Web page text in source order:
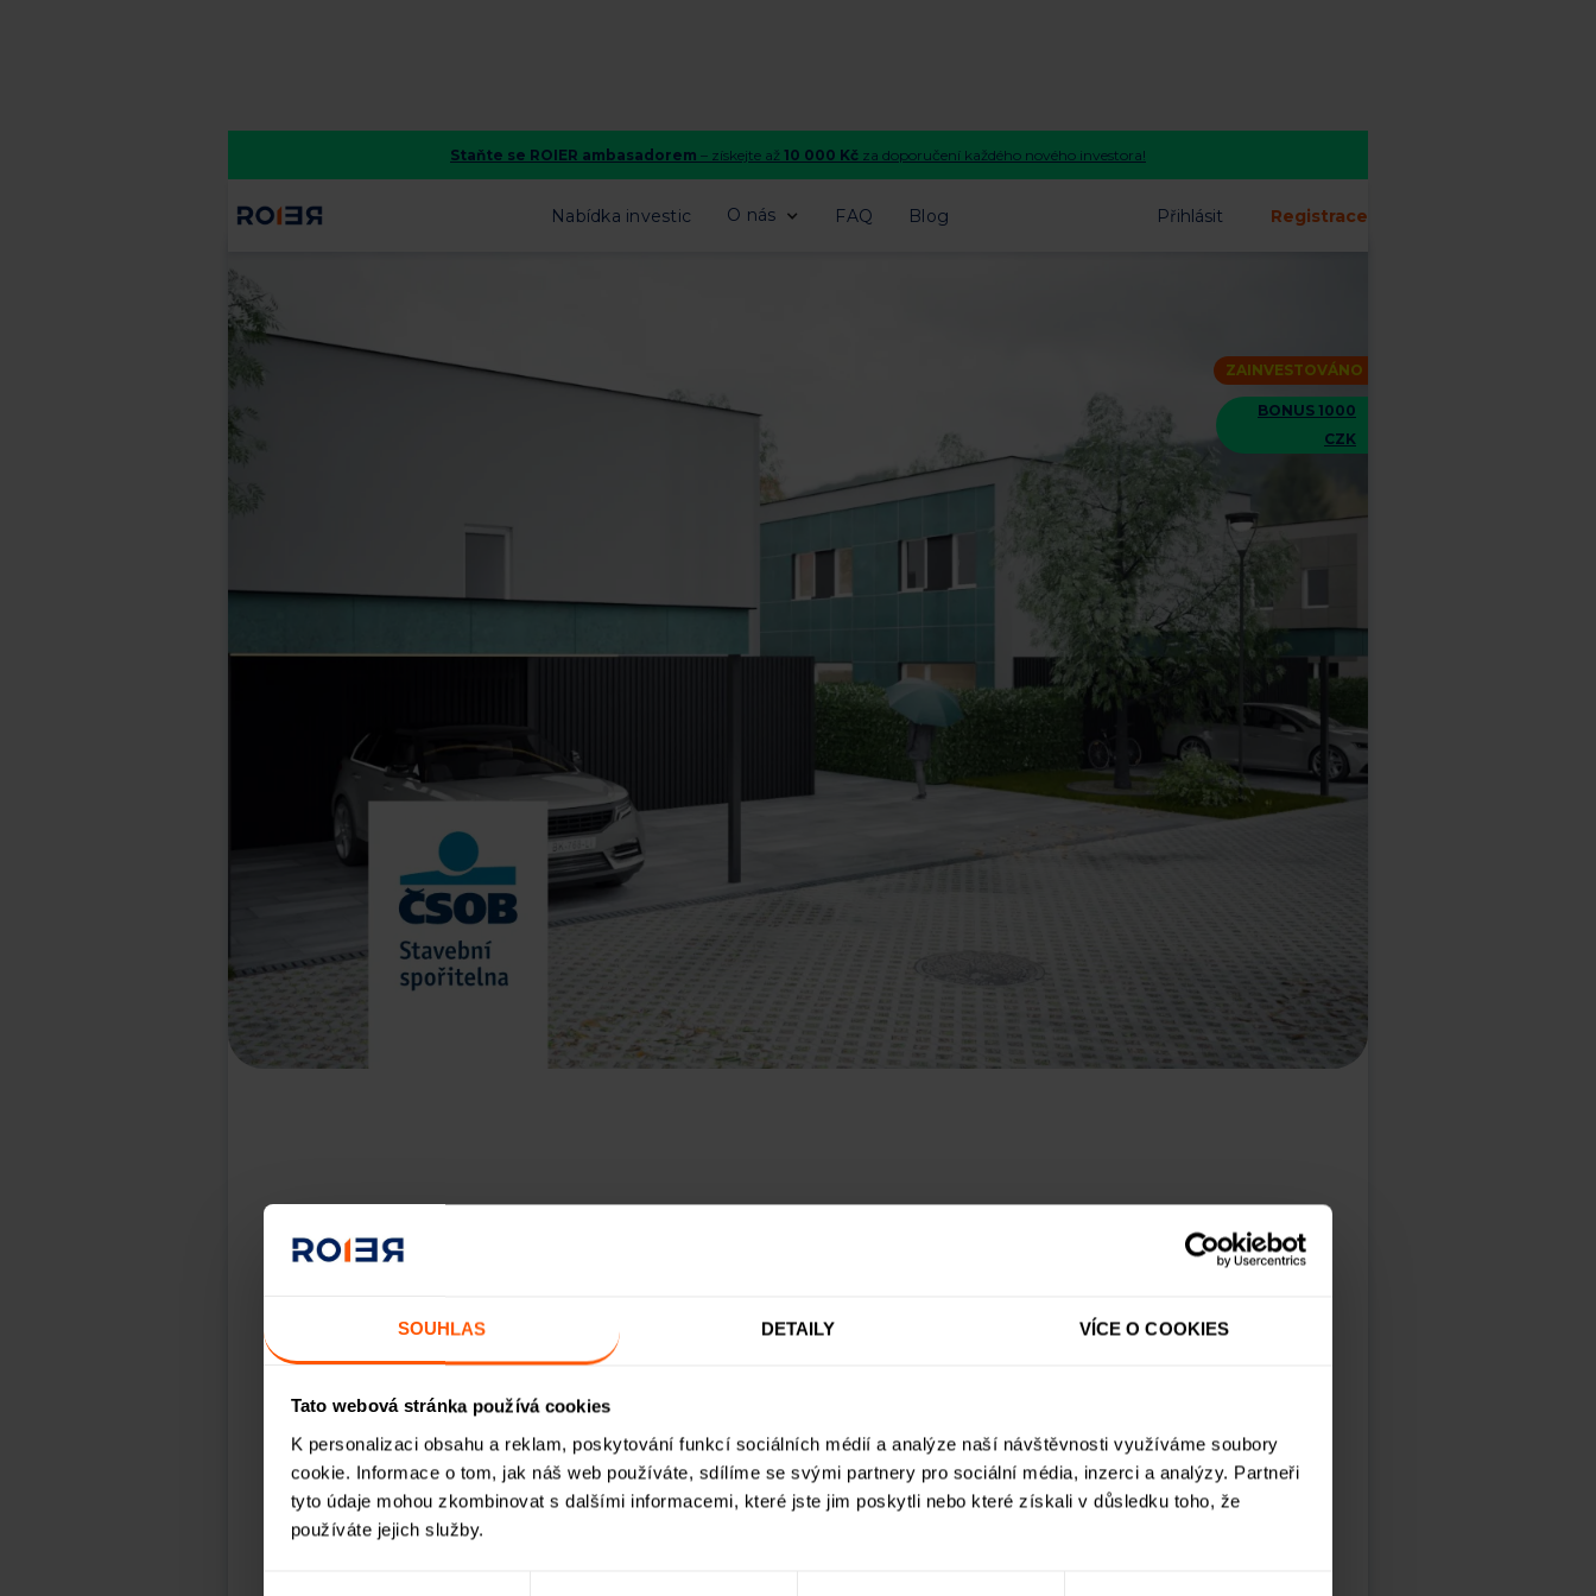
SOUHLAS DETAILY VÍCE O COOKIES
Tato webová stránka používá cookies
K personalizaci obsahu a reklam, poskytování funkcí sociálních médií a analýze naší návštěvnosti využíváme soubory
cookie. Informace o tom, jak náš web používáte, sdílíme se svými partnery pro sociální média, inzerci a analýzy. Partneři
tyto údaje mohou zkombinovat s dalšími informacemi, které jste jim poskytli nebo které získali v důsledku toho, že
používáte jejich služby.
< ZPĚT NA PŘEHLED
Staňte se ROIER ambasadorem – získejte až 10 000 Kč za doporučení každého nového investora!
Nabídka investic O nás FAQ Blog Přihlásit Registrace
ZAINVESTOVÁNO
BONUS 1000
CZK
BBB Výnos: 8,7 % p. a. Splatnost: 12 měsíců
O projektu:
Projekt představuje soubor 6 rodinných domů s 17 bytovými jednotkami a 2 ateliéry v
obci Hostivice v okrese Praha-Západ ve Středočeském kraji.